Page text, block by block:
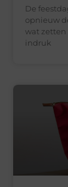
De
opnieuw
wat zetten
indruk